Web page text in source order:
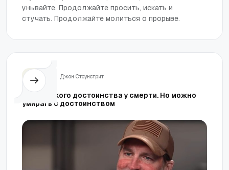
унывайте. Продолжайте просить, искать и
стучать. Продолжайте молиться о прорыве.
Джон Стоунстрит
Нет никакого достоинства у смерти. Но можно
умирать с достоинством